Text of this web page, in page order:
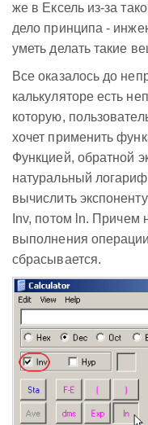
же в Ексель из-за
дело принципа -
уметь делать такие
Все оказалось до
калькуляторе есть
которую,
хочет применить
Функцией, обратной
натуральный
вычислить
Inv, потом ln. Причем
выполнения
сбрасывается.